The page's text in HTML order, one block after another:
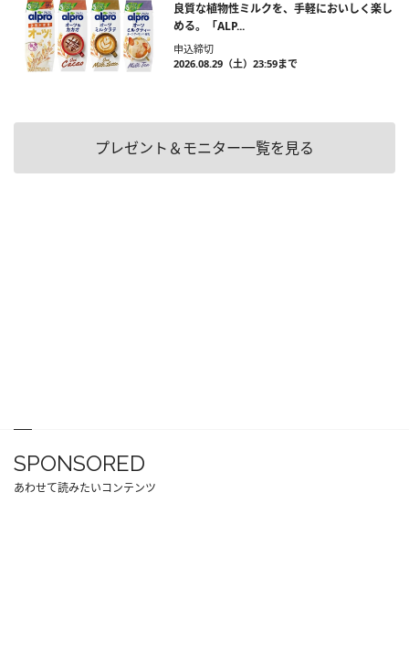
良質な植物性ミルクを、手軽においしく楽し
める。「ALP...
申込締切
2026.08.29（土）23:59まで
プレゼント＆モニター一覧を見る
SPONSORED
あわせて読みたいコンテンツ